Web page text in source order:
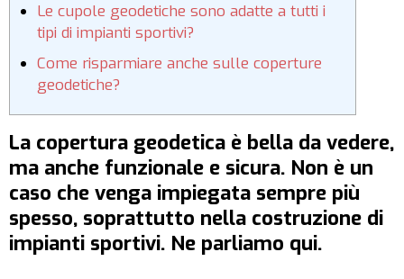
Le cupole geodetiche sono adatte a tutti i
tipi di impianti sportivi?
Come risparmiare anche sulle coperture
geodetiche?
La copertura geodetica è bella da vedere,
ma anche funzionale e sicura. Non è un
caso che venga impiegata sempre più
spesso, soprattutto nella costruzione di
impianti sportivi. Ne parliamo qui.